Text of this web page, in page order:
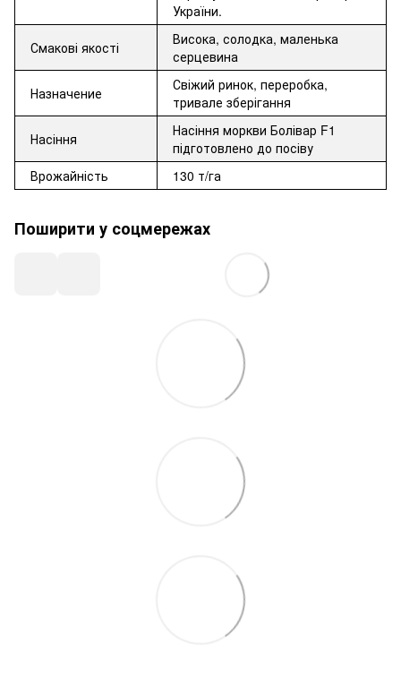
України.
Смакові якості
Висока, солодка, маленька
серцевина
Назначение
Свіжий ринок, переробка,
тривале зберігання
Насіння
Насіння моркви Болівар F1
підготовлено до посіву
Врожайність
130 т/га
Поширити у соцмережах